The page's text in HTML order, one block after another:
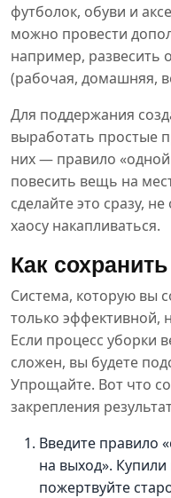
футболок, обуви и
можно провести
например, развесить
(рабочая, домашняя,
Для поддержания
выработать простые
них — правило
повесить вещь на
сделайте это сразу,
хаосу накапливаться.
Как
Система, которую вы
только эффективной,
Если процесс уборки
сложен, вы будете
Упрощайте. Вот что
закрепления
Введите правило
на выход».
пожертвуйте